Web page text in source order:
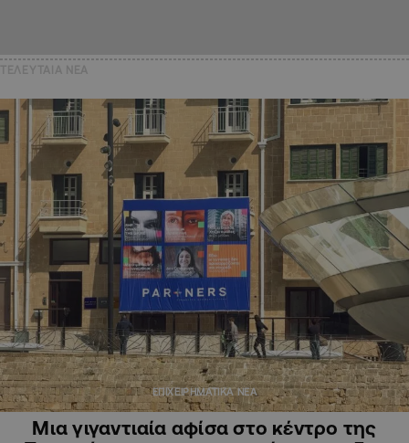
ΕΠΙΧΕΙΡΗΜΑΤΙΚΑ ΝΕΑ
Μια γιγαντιαία αφίσα στο κέντρο της